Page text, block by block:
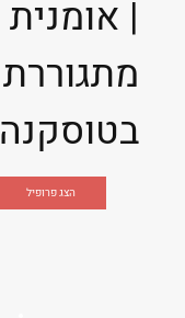
| אומנית
מתגוררת
בטוסקנה
הצג פרופיל